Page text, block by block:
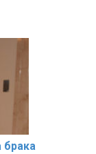
брaка